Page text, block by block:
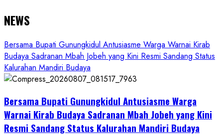
NEWS
Bersama Bupati Gunungkidul Antusiasme Warga Warnai Kirab
Budaya Sadranan Mbah Jobeh yang Kini Resmi Sandang Status
Kalurahan Mandiri Budaya
Bersama Bupati Gunungkidul Antusiasme Warga
Warnai Kirab Budaya Sadranan Mbah Jobeh yang Kini
Resmi Sandang Status Kalurahan Mandiri Budaya